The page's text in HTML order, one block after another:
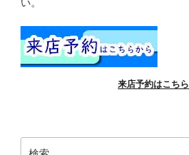
来店予約はこちら